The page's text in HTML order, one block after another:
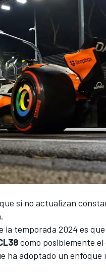
si no actualizan
la temporada 2024 es
como posiblemente el
ha adoptado un